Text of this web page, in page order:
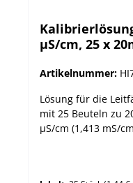
µS/cm, 25 x
Artikelnummer:
Lösung für die
mit 25 Beuteln zu
µS/cm (1,413 mS/